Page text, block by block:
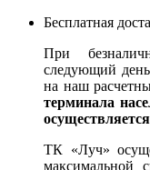
Бесплатная
При
следующий
на наш
терминала
ТК «Луч»
максимальной